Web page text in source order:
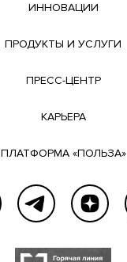
ИННОВАЦИИ
ПРОДУКТЫ И УСЛУГИ
ПРЕСС-ЦЕНТР
КАРЬЕРА
ПЛАТФОРМА «ПОЛЬЗА»